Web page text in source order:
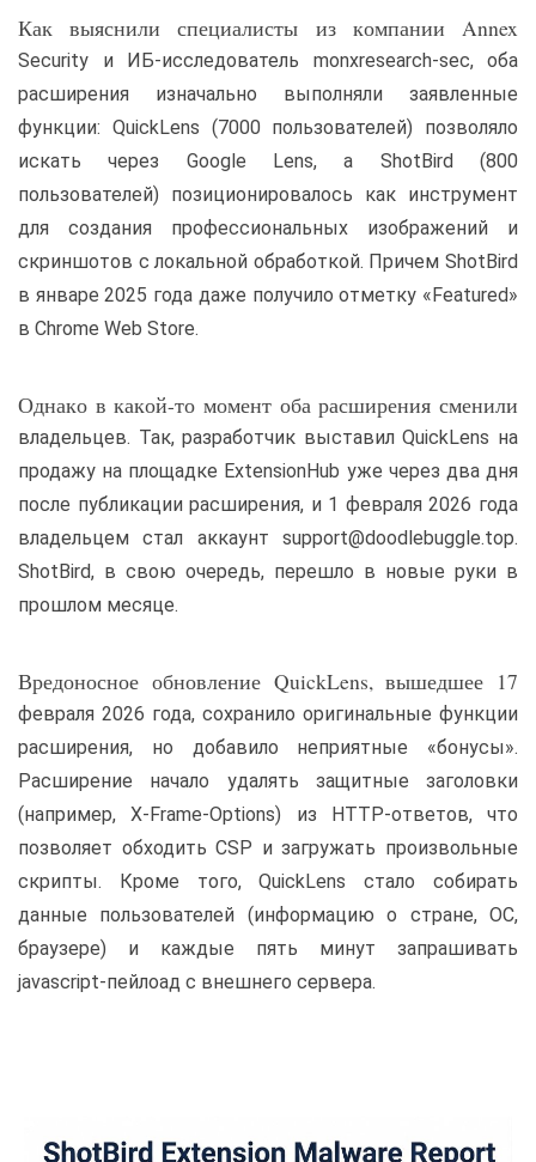
Как выяснили специалисты из компании Annex
Security и ИБ-исследователь monxresearch-sec, оба
расширения изначально выполняли заявленные
функции: QuickLens (7000 пользователей) позволяло
искать через Google Lens, а ShotBird (800
пользователей) позиционировалось как инструмент
для создания профессиональных изображений и
скриншотов с локальной обработкой. Причем ShotBird
в январе 2025 года даже получило отметку «Featured»
в Chrome Web Store.
Однако в какой-то момент оба расширения сменили
владельцев. Так, разработчик выставил QuickLens на
продажу на площадке ExtensionHub уже через два дня
после публикации расширения, и 1 февраля 2026 года
владельцем стал аккаунт support@doodlebuggle.top.
ShotBird, в свою очередь, перешло в новые руки в
прошлом месяце.
Вредоносное обновление QuickLens, вышедшее 17
февраля 2026 года, сохранило оригинальные функции
расширения, но добавило неприятные «бонусы».
Расширение начало удалять защитные заголовки
(например, X-Frame-Options) из HTTP-ответов, что
позволяет обходить CSP и загружать произвольные
скрипты. Кроме того, QuickLens стало собирать
данные пользователей (информацию о стране, ОС,
браузере) и каждые пять минут запрашивать
jаvascript-пейлоад с внешнего сервера.